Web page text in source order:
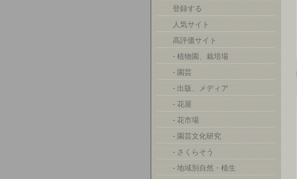
登録する
人気サイト
高評価サイト
- 植物園、栽培場
- 園芸
- 出版、メディア
- 花屋
- 花市場
- 園芸文化研究
- さくらそう
- 地域別自然・植生